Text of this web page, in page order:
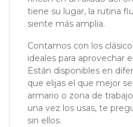
tiene su lugar, la rutina
siente más amplia.
Contamos con los
ideales para aprovechar
Están disponibles en
que elijas el que mejor
armario o zona de
una vez los usas, te
sin ellos.